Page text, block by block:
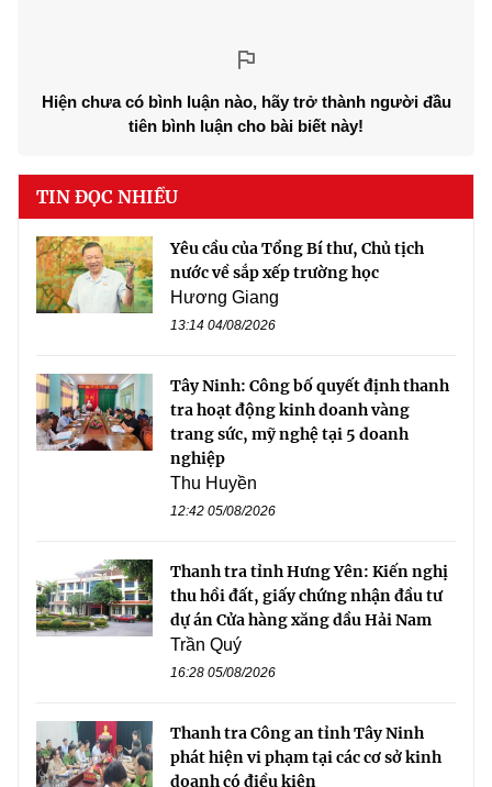
Hiện chưa có bình luận nào, hãy trở thành người đầu
tiên bình luận cho bài biết này!
TIN ĐỌC NHIỀU
Yêu cầu của Tổng Bí thư, Chủ tịch
nước về sắp xếp trường học
Hương Giang
13:14 04/08/2026
Tây Ninh: Công bố quyết định thanh
tra hoạt động kinh doanh vàng
trang sức, mỹ nghệ tại 5 doanh
nghiệp
Thu Huyền
12:42 05/08/2026
Thanh tra tỉnh Hưng Yên: Kiến nghị
thu hồi đất, giấy chứng nhận đầu tư
dự án Cửa hàng xăng dầu Hải Nam
Trần Quý
16:28 05/08/2026
Thanh tra Công an tỉnh Tây Ninh
phát hiện vi phạm tại các cơ sở kinh
doanh có điều kiện